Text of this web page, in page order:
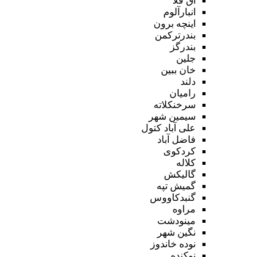
انبارآلوم
اینچه برون
بندرترکمن
بندرگز
جلین
خان ببین
دلند
رامیان
سرخنکلاته
سیمین شهر
علی آباد کتول
فاضل آباد
کردکوی
کلاله
گالیکش
گمیش تپه
گنبدکاووس
مراوه
مینودشت
نگین شهر
نوده خاندوز